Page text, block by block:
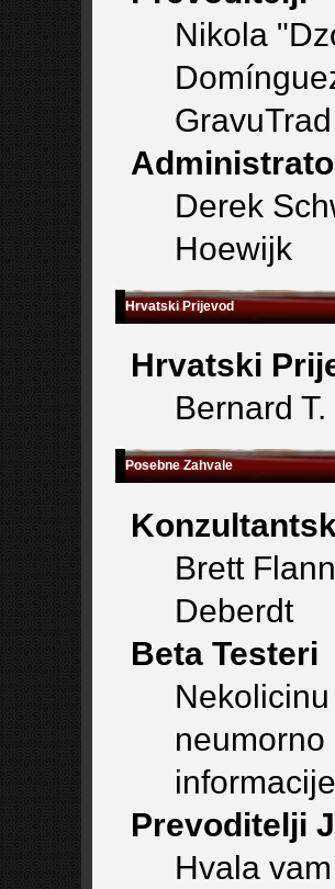
Nikola
GravuTrad
Derek
Hoewijk
Hrvatski Prijevod
Hrvatski
Bernard
Posebne Zahvale
Brett
Deberdt
Beta Testeri
Prevoditelji
Hvala